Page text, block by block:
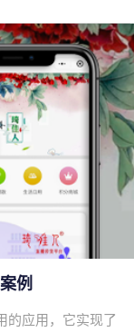
例
的应用，它实现了